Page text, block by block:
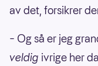
av det, forsikrer
– Og så er jeg
veldig ivrige her